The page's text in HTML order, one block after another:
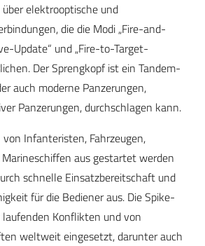
elektrooptische und
die die Modi „Fire-and-
Update“ und „Fire-to-Target-
Der Sprengkopf ist ein Tandem-
auch moderne Panzerungen,
Panzerungen, durchschlagen kann.
Infanteristen, Fahrzeugen,
aus gestartet werden
schnelle Einsatzbereitschaft und
für die Bediener aus. Die Spike-
Konflikten und von
weltweit eingesetzt, darunter auch